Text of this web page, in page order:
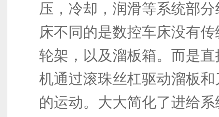
压，冷却，润滑等系统部
床不同的是数控车床没有
轮架，以及溜板箱。而是
机通过滚珠丝杠驱动溜板
的运动。大大简化了进给